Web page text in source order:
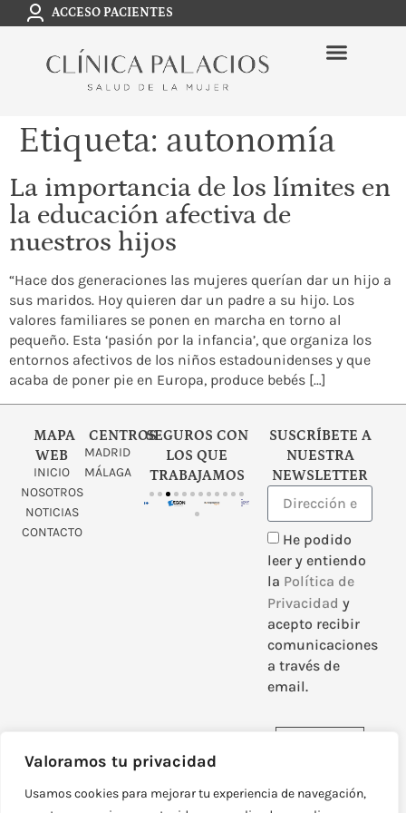
Valoramos tu privacidad
Usamos cookies para mejorar tu experiencia de navegación,
ACCESO PACIENTES
Etiqueta: autonomía
La importancia de los límites en
la educación afectiva de
nuestros hijos
“Hace dos generaciones las mujeres querían dar un hijo a
sus maridos. Hoy quieren dar un padre a su hijo. Los
valores familiares se ponen en marcha en torno al
pequeño. Esta ‘pasión por la infancia’, que organiza los
entornos afectivos de los niños estadounidenses y que
acaba de poner pie en Europa, produce bebés […]
MAPA
WEB
INICIO
NOSOTROS
NOTICIAS
CONTACTO
CENTROS
MADRID
MÁLAGA
SEGUROS CON
LOS QUE
TRABAJAMOS
SUSCRÍBETE A
NUESTRA
NEWSLETTER
He podido
leer y entiendo
la Política de
Privacidad y
acepto recibir
comunicaciones
a través de
email.